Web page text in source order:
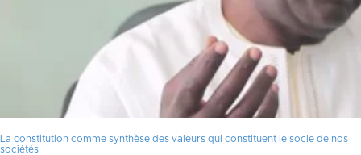
La constitution comme synthèse des valeurs qui constituent le socle de nos
sociétés